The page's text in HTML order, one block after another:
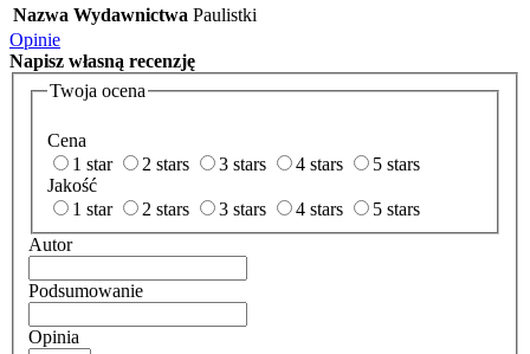
Nazwa Wydawnictwa Paulistki
Opinie
Napisz własną recenzję
Twoja ocena
Cena
1 star
2 stars 3 stars 4 stars
5 stars
Jakość
1 star
2 stars 3 stars 4 stars
5 stars
Autor
Podsumowanie
Opinia